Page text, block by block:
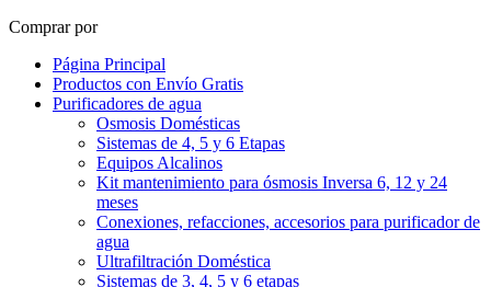
Comprar por
Página Principal
Productos con Envío Gratis
Purificadores de agua
Osmosis Domésticas
Sistemas de 4, 5 y 6 Etapas
Equipos Alcalinos
Kit mantenimiento para ósmosis Inversa 6, 12 y 24
meses
Conexiones, refacciones, accesorios para purificador de
agua
Ultrafiltración Doméstica
Sistemas de 3, 4, 5 y 6 etapas